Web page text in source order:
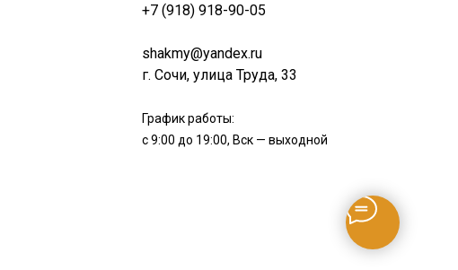
+7 (918) 918-90-05
shakmy@yandex.ru
г. Сочи, улица Труда, 33
График работы:
с 9:00 до 19:00, Вск — выходной